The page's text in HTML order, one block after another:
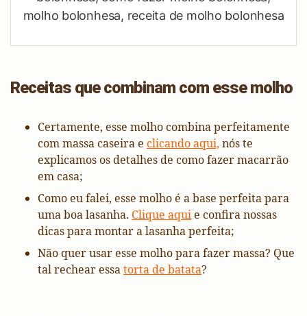
molho bolonhesa, receita de molho bolonhesa
Receitas que combinam com esse molho
Certamente, esse molho combina perfeitamente
com massa caseira e clicando aqui, nós te
explicamos os detalhes de como fazer macarrão
em casa;
Como eu falei, esse molho é a base perfeita para
uma boa lasanha. Clique aquie confira nossas
dicas para montar a lasanha perfeita;
Não quer usar esse molho para fazer massa? Que
tal rechear essatorta de batata?